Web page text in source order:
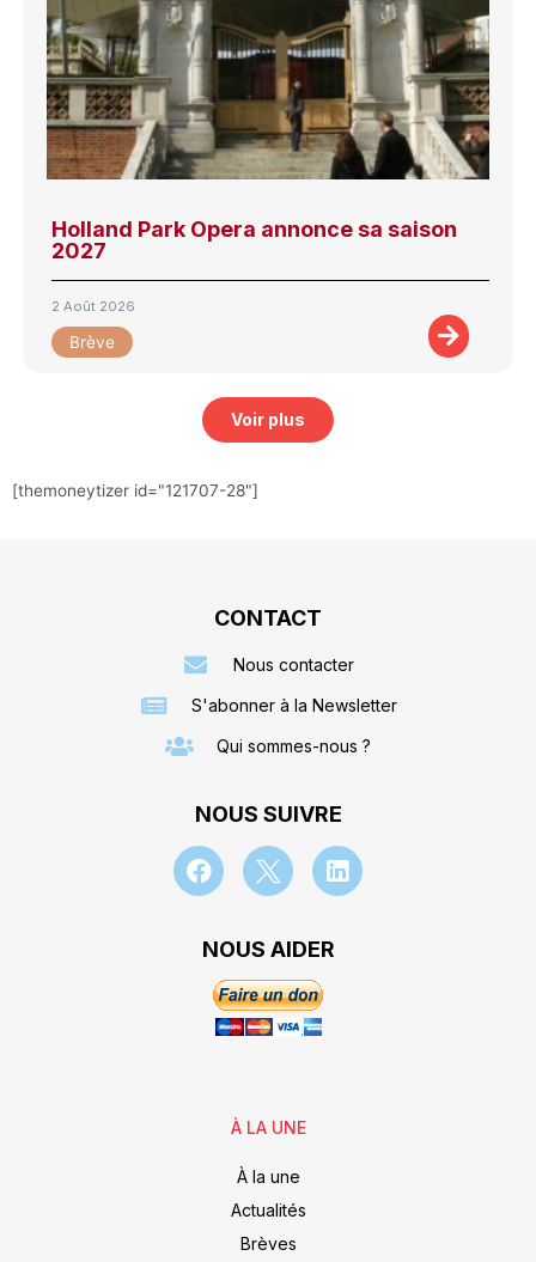
Holland Park Opera annonce sa saison
2027
2 Août 2026
Brève
Voir plus
[themoneytizer id="121707-28"]
CONTACT
Nous contacter
S'abonner à la Newsletter
Qui sommes-nous ?
NOUS SUIVRE
NOUS AIDER
À LA UNE
À la une
Actualités
Brèves